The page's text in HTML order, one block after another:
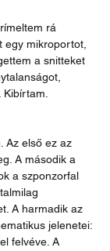
rá
egy mikroportot,
a snitteket
Az első ez az
A második a
a szponzorfal
A harmadik az
jelenetei:
felvéve. A